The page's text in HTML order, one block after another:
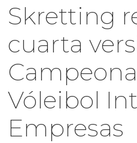
Skretting
cuarta
Vóleibol
Empresas